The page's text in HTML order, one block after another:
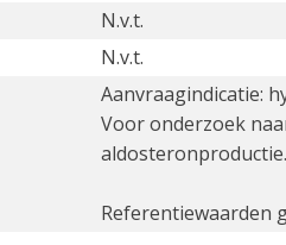
N.v.t.
N.v.t.
Aanvraagindicatie:
Voor onderzoek
Referentiewaarden